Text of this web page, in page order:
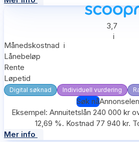
3,7
i
Månedskostnad i
Lånebeløp
Rente
Løpetid
Digital søknad Individuell vurdering
Søk nå
Eksempel: Annuitetslån 240 000 kr
12,69 %. Kostnad 77 940 kr.
Mer info